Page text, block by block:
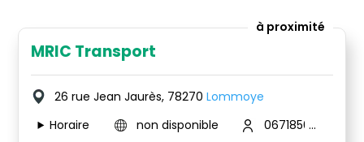
à proximité
MRIC Transport
26 rue Jean Jaurès, 78270Lommoye
Horaire
non disponible 0671850929